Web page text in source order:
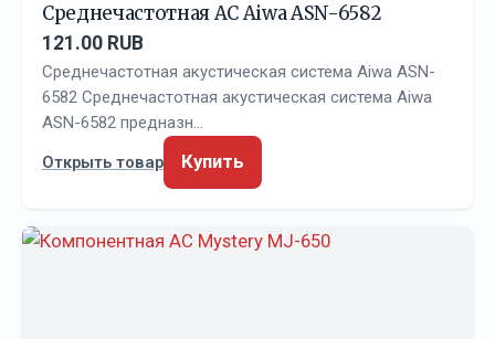
Среднечастотная АС Aiwa ASN-6582
121.00 RUB
Среднечастотная акустическая система Aiwa ASN-
6582 Среднечастотная акустическая система Aiwa
ASN-6582 предназн…
Открыть товар
Купить